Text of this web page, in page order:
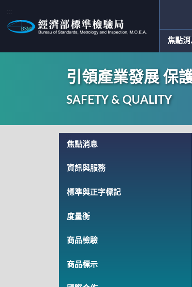
焦點消
引領產業發展 保
SAFETY & QUALITY
焦點消息
資訊與服務
標準與正字標記
度量衡
商品檢驗
商品標示